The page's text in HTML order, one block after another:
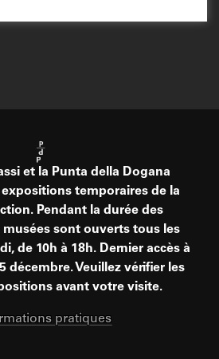
et la Punta della Dogana
temporaires de la
Pendant la durée des
sont ouverts tous les
de 10h à 18h. Dernier accès à
décembre. Veuillez vérifier les
avant votre visite.
pratiques